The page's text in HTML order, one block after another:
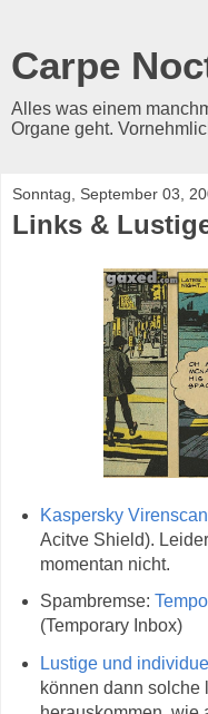
Carpe
Alles was einem
Organe geht.
Sonntag, September 03,
Links &
Kaspersky
Acitve Shield).
momentan nicht.
Spambremse:
(Temporary Inbox)
Lustige und
können dann solche